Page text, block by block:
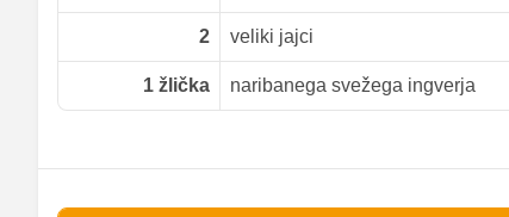
2 veliki jajci
1 žlička naribanega svežega ingverja